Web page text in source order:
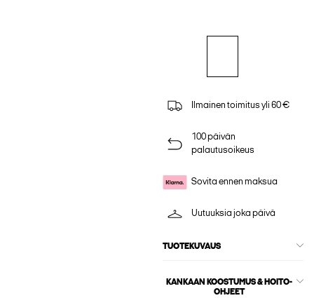
Ilmainen toimitus yli 60 €
100 päivän
palautusoikeus
Sovita ennen maksua
Uutuuksia joka päivä
TUOTEKUVAUS
KANKAAN KOOSTUMUS & HOITO-
OHJEET